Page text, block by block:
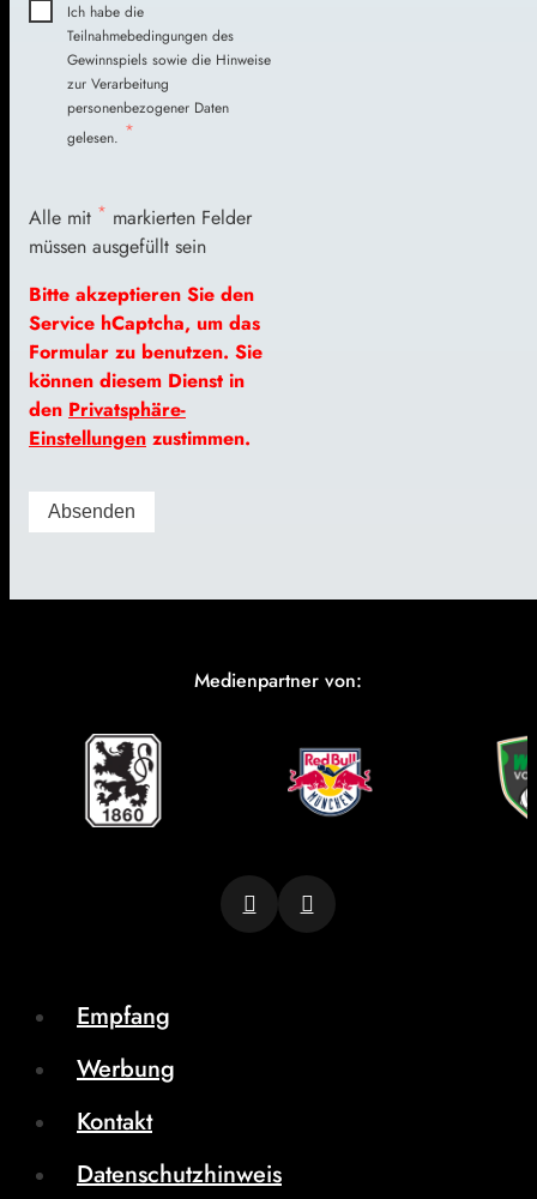
Ich habe die
Teilnahmebedingungen des
Gewinnspiels sowie die Hinweise
zur Verarbeitung
personenbezogener Daten
gelesen. *
Alle mit * markierten Felder
müssen ausgefüllt sein
Bitte akzeptieren Sie den
Service hCaptcha, um das
Formular zu benutzen. Sie
können diesem Dienst in
den Privatsphäre-
Einstellungen zustimmen.
Medienpartner von:
Empfang
Werbung
Kontakt
Datenschutzhinweis